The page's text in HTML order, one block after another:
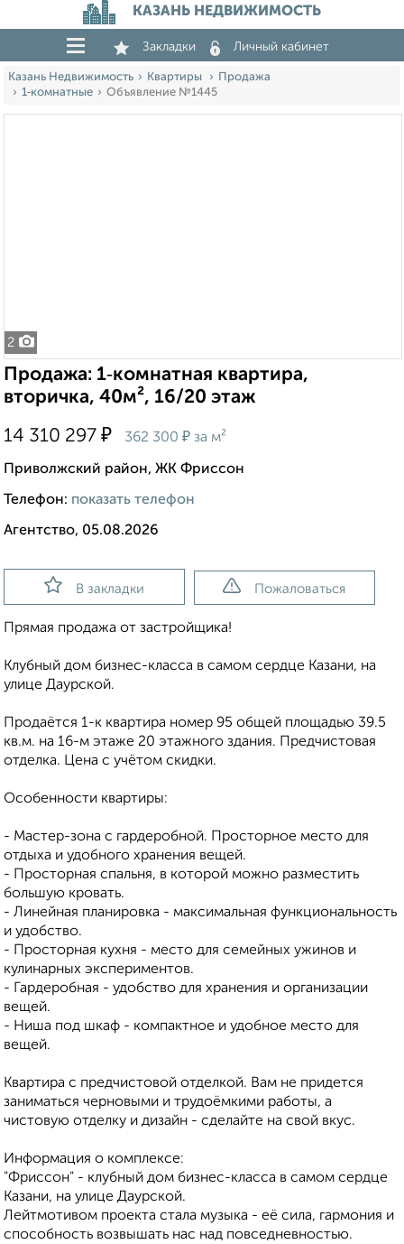
КАЗАНЬ НЕДВИЖИМОСТЬ
Закладки Личный кабинет
Казань Недвижимость Квартиры
Продажа
1‑комнатные
Объявление №1445
2
Продажа: 1‑комнатная квартира,
вторичка, 40м², 16/20 этаж
14 310 297 ₽ 362 300 ₽ за м²
Приволжский район, ЖК Фриссон
Телефон: показать телефон
Агентство, 05.08.2026
В закладки Пожаловаться
Прямая продажа от застройщика!
Клубный дом бизнес-класса в самом сердце Казани, на
улице Даурской.
Продаётся 1-к квартира номер 95 общей площадью 39.5
кв.м. на 16-м этаже 20 этажного здания. Предчистовая
отделка. Цена с учётом скидки.
Особенности квартиры:
- Мастер-зона с гардеробной. Просторное место для
отдыха и удобного хранения вещей.
- Просторная спальня, в которой можно разместить
большую кровать.
- Линейная планировка - максимальная функциональность
и удобство.
- Просторная кухня - место для семейных ужинов и
кулинарных экспериментов.
- Гардеробная - удобство для хранения и организации
вещей.
- Ниша под шкаф - компактное и удобное место для
вещей.
Квартира с предчистовой отделкой. Вам не придется
заниматься черновыми и трудоёмкими работы, а
чистовую отделку и дизайн - сделайте на свой вкус.
Информация о комплексе:
"Фриссон" - клубный дом бизнес-класса в самом сердце
Казани, на улице Даурской.
Лейтмотивом проекта стала музыка - её сила, гармония и
способность возвышать нас над повседневностью.